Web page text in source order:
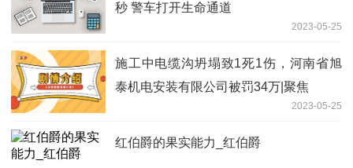
秒 警车打开生命通道
2023-05-25
施工中电缆沟坍塌致1死1伤，河南省旭
泰机电安装有限公司被罚34万|聚焦
2023-05-25
红伯爵的果实能力_红伯爵